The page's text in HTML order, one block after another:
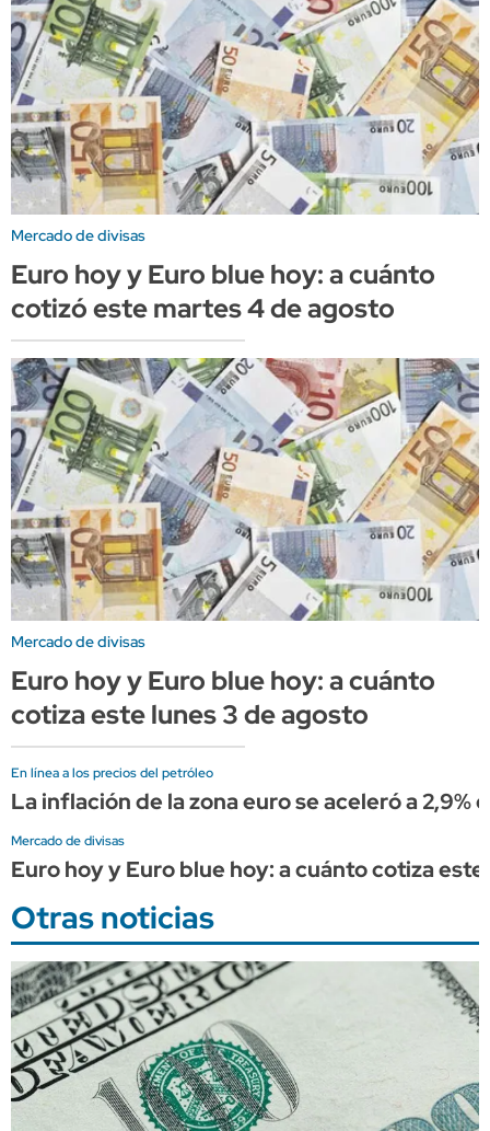
Mercado de divisas
Euro hoy y Euro blue hoy: a cuánto
cotizó este martes 4 de agosto
Mercado de divisas
Euro hoy y Euro blue hoy: a cuánto
cotiza este lunes 3 de agosto
En línea a los precios del petróleo
La inflación de la zona euro se aceleró a
Mercado de divisas
Euro hoy y Euro blue hoy: a cuánto cotiza
Otras noticias